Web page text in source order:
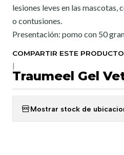
lesiones leves en las mascotas,
o contusiones.
Presentación: pomo con 50
COMPARTIR ESTE PRODUCTO
Traumeel Gel
Mostrar stock de